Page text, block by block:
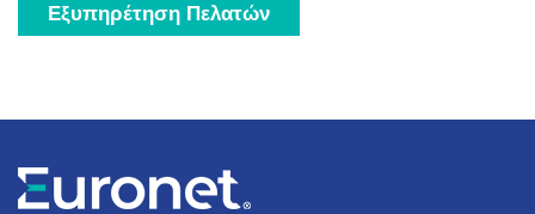
Εξυπηρέτηση Πελατών